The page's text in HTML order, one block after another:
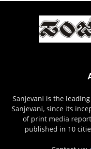
Sanjevani is the
Sanjevani, since its
of print media
published in 10